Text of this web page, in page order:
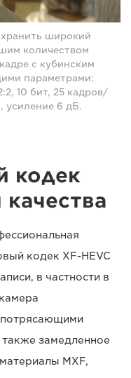
широкий
количеством
с кубинским
параметрами:
10 бит, 25 кадров/
усиление 6 дБ.
кодек
кодек XF-HEVC
в частности в
потрясающими
замедленное
MXF,